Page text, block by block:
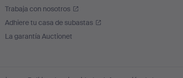
Trabaja con nosotros
Adhiere tu casa de subastas
La garantía Auctionet